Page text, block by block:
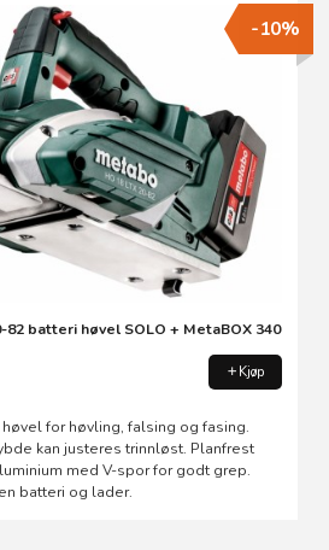
82 batteri høvel SOLO + MetaBOX 340
-10%
Kjøp
for høvling, falsing og fasing.
kan justeres trinnløst. Planfrest
med V-spor for godt grep.
batteri og lader.